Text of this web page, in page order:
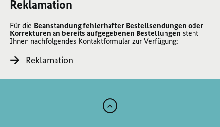
Reklamation
Für die Beanstandung fehlerhafter Bestellsendungen oder
Korrekturen an bereits aufgegebenen Bestellungen steht
Ihnen nachfolgendes Kontaktformular zur Verfügung:
Reklamation
Zum